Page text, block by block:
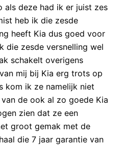
als deze had ik er juist zes
heb ik die zesde
heeft Kia dus goed voor
die zesde versnelling wel
schakelt overigens
mij bij Kia erg trots op
kom ik ze namelijk niet
de ook al zo goede Kia
zien dat ze een
groot gemak met de
die 7 jaar garantie van